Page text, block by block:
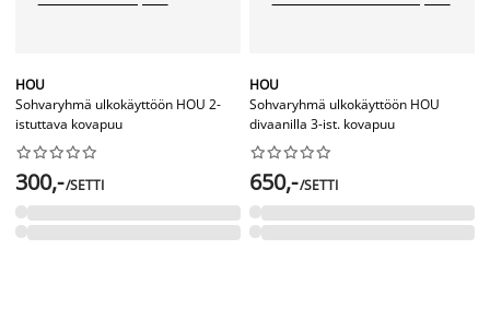
HOU
Sohvaryhmä ulkokäyttöön HOU 2-
istuttava kovapuu






300,-/SETTI
HOU
Sohvaryhmä ulkokäyttöön HOU
divaanilla 3-ist. kovapuu






650,-/SETTI